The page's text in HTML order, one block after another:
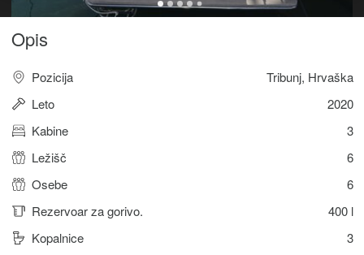
Opis
Pozicija
Tribunj, Hrvaška
Leto
2020
Kabine
3
Ležišč
6
Osebe
6
Rezervoar za gorivo.
400 l
Kopalnice
3